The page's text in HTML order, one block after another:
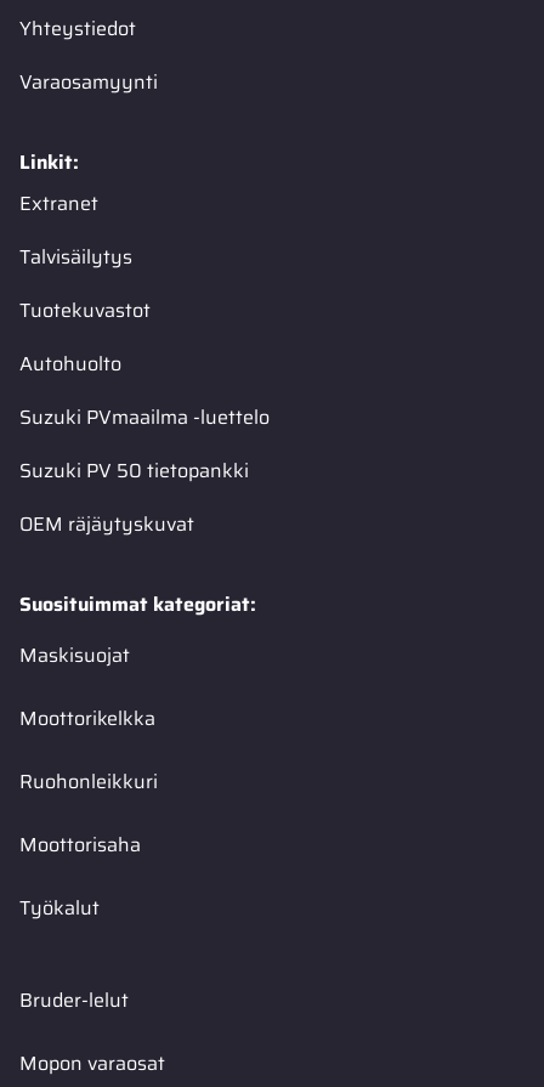
Yhteystiedot
Varaosamyynti
Linkit:
Extranet
Talvisäilytys
Tuotekuvastot
Autohuolto
Suzuki PVmaailma -luettelo
Suzuki PV 50 tietopankki
OEM räjäytyskuvat
Suosituimmat kategoriat:
Maskisuojat
Moottorikelkka
Ruohonleikkuri
Moottorisaha
Työkalut
Bruder-lelut
Mopon varaosat